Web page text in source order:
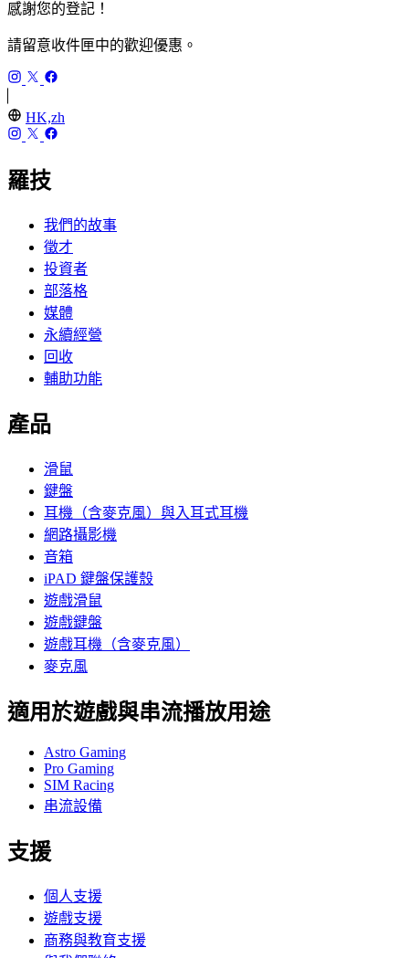
感謝您的登記！
請留意收件匣中的歡迎優惠。
HK,zh
羅技
我們的故事
徵才
投資者
部落格
媒體
永續經營
回收
輔助功能
產品
滑鼠
鍵盤
耳機（含麥克風）與入耳式耳機
網路攝影機
音箱
iPAD 鍵盤保護殼
遊戲滑鼠
遊戲鍵盤
遊戲耳機（含麥克風）
麥克風
適用於遊戲與串流播放用途
Astro Gaming
Pro Gaming
SIM Racing
串流設備
支援
個人支援
遊戲支援
商務與教育支援